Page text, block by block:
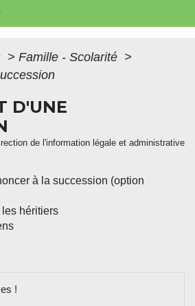
> Famille - Scolarité >
D'UNE
de l'information légale et administrative
à la succession (option
les héritiers
!